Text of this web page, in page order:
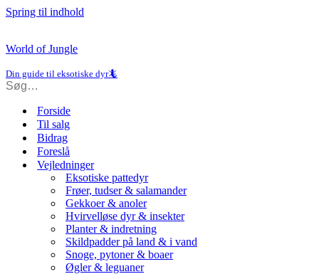
Spring til indhold
World of Jungle
Din guide til eksotiske dyr🦎
Forside
Til salg
Bidrag
Foreslå
Vejledninger
Eksotiske pattedyr
Frøer, tudser & salamander
Gekkoer & anoler
Hvirvelløse dyr & insekter
Planter & indretning
Skildpadder på land & i vand
Snoge, pytoner & boaer
Øgler & leguaner